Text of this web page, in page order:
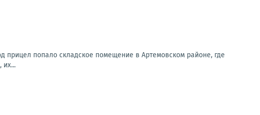
прицел попало складское помещение в Артемовском районе, где
их...